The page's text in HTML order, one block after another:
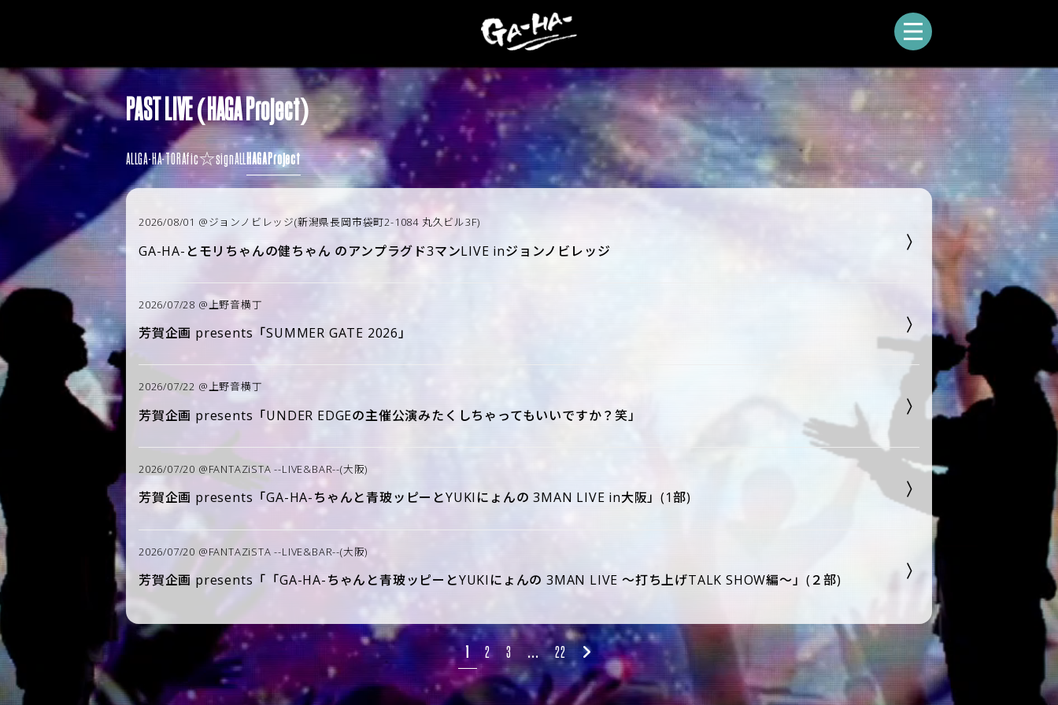
PAST LIVE (HAGA Project)
ALLGA-HA-TORAfic☆signALLHAGA Project
2026/08/01 @ジョンノビレッジ(新潟県長岡市袋町2-1084 丸久ビル3F)
GA-HA-とモリちゃんの健ちゃん のアンプラグド3マンLIVE inジョンノビレッジ
2026/07/28 @上野音横丁
芳賀企画 presents「SUMMER GATE 2026」
2026/07/22 @上野音横丁
芳賀企画 presents「UNDER EDGEの主催公演みたくしちゃってもいいですか？笑」
2026/07/20 @FANTAZiSTA --LIVE&BAR--(大阪)
芳賀企画 presents「GA-HA-ちゃんと青玻ッピーとYUKIにょんの 3MAN LIVE in大阪」(1部)
2026/07/20 @FANTAZiSTA --LIVE&BAR--(大阪)
芳賀企画 presents「「GA-HA-ちゃんと青玻ッピーとYUKIにょんの 3MAN LIVE ～打ち上げTALK SHOW編～」(２部)
1 2 3 … 22